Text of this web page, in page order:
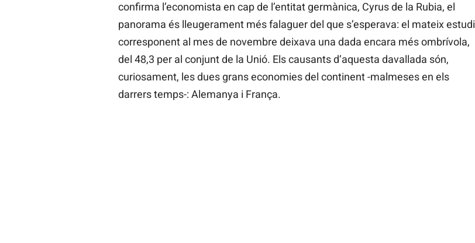
confirma l’economista en cap de l’entitat germànica, Cyrus de la Rubia, el
panorama és lleugerament més falaguer del que s’esperava: el mateix estudi
corresponent al mes de novembre deixava una dada encara més ombrívola,
del 48,3 per al conjunt de la Unió. Els causants d’aquesta davallada són,
curiosament, les dues grans economies del continent -malmeses en els
darrers temps-: Alemanya i França.